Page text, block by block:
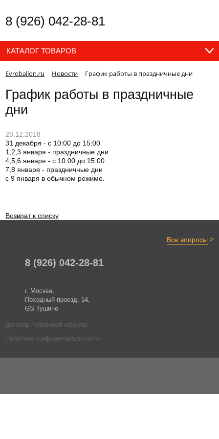
8 (926) 042-28-81
КАТАЛОГ ТОВАРОВ
Evroballon.ru Новости График работы в праздничные дни
График работы в праздничные
дни
28.12.2018
31 декабря - с 10:00 до 15:00
1,2,3 января - праздничные дни
4,5,6 января - с 10:00 до 15:00
7,8 января - праздничные дни
с 9 января в обычном режиме.
Возврат к списку
Все вопросы >
8 (926) 042-28-81
г. Москва,
Походный проезд, 14,
GS Тушино
Договор публичной оферты
Политика конфиденциальности